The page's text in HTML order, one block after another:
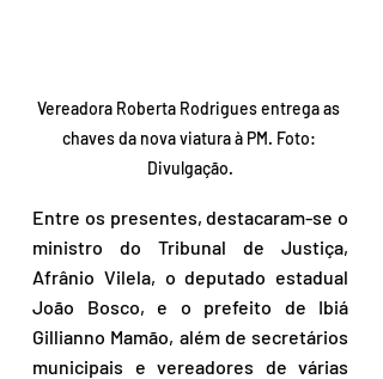
Vereadora Roberta Rodrigues entrega as
chaves da nova viatura à PM. Foto:
Divulgação.
Entre os presentes, destacaram-se o
ministro do Tribunal de Justiça,
Afrânio Vilela, o deputado estadual
João Bosco, e o prefeito de Ibiá
Gillianno Mamão, além de secretários
municipais e vereadores de várias